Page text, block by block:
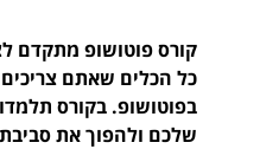
קורס פוטושופ מתקדם
כל הכלים שאתם
בפוטושופ. בקורס
שלכם ולהפוך את